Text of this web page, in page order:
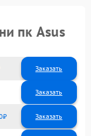
пк Asus
Заказать
Заказать